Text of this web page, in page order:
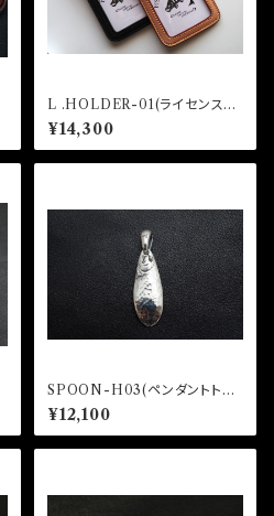
L .HOLDER-01(ライセンスホ
ルダー)
¥14,300
SPOON-H03(ペンダントトッ
プ)
¥12,100